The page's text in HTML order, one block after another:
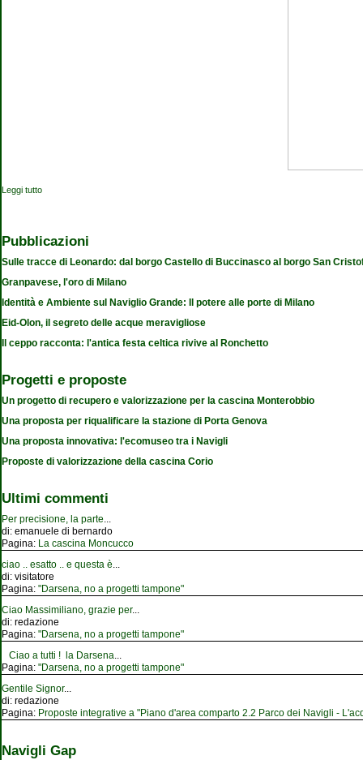
Leggi tutto
Pubblicazioni
Sulle tracce di Leonardo: dal borgo Castello di Buccinasco al borgo San
Granpavese, l'oro di Milano
Identità e Ambiente sul Naviglio Grande: Il potere alle porte di Milano
Eid-Olon, il segreto delle acque meravigliose
Il ceppo racconta: l'antica festa celtica rivive al Ronchetto
Progetti e proposte
Un progetto di recupero e valorizzazione per la cascina Monterobbio
Una proposta per riqualificare la stazione di Porta Genova
Una proposta innovativa: l'ecomuseo tra i Navigli
Proposte di valorizzazione della cascina Corio
Ultimi commenti
Per precisione, la parte...
di: emanuele di bernardo
Pagina: La cascina Moncucco
ciao .. esatto .. e questa è...
di: visitatore
Pagina: "Darsena, no a progetti tampone"
Ciao Massimiliano, grazie per...
di: redazione
Pagina: "Darsena, no a progetti tampone"
Ciao a tutti ! la Darsena...
Pagina: "Darsena, no a progetti tampone"
Gentile Signor...
di: redazione
Pagina: Proposte integrative a "Piano d'area comparto 2.2 Parco dei Navigli -
Navigli Gap